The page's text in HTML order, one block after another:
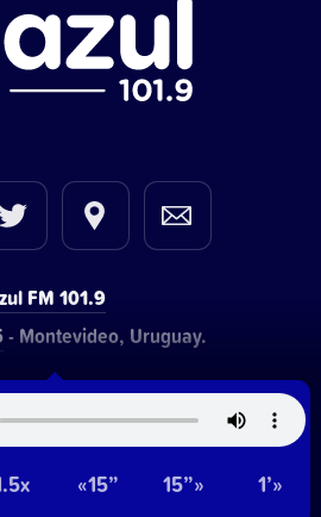
«15” 15”» 1’»
FM 101.9
- Montevideo, Uruguay.
Walter Lapachian• Hosting:
y condiciones